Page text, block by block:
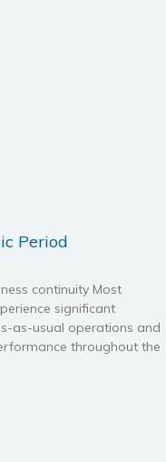
Period
continuity Most
significant
as-usual operations and
throughout the